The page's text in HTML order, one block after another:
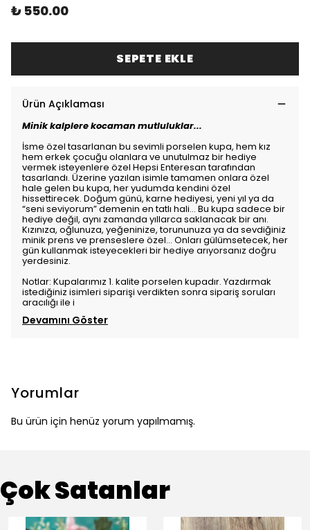
₺ 550.00
SEPETE EKLE
Ürün Açıklaması
Minik kalplere kocaman mutluluklar...
İsme özel tasarlanan bu sevimli porselen kupa, hem kız
hem erkek çocuğu olanlara ve unutulmaz bir hediye
vermek isteyenlere özel Hepsi Enteresan tarafından
tasarlandı. Üzerine yazılan isimle tamamen onlara özel
hale gelen bu kupa, her yudumda kendini özel
hissettirecek. Doğum günü, karne hediyesi, yeni yıl ya da
“seni seviyorum” demenin en tatlı hali… Bu kupa sadece bir
hediye değil, aynı zamanda yıllarca saklanacak bir anı.
Kızınıza, oğlunuza, yeğeninize, torununuza ya da sevdiğiniz
minik prens ve prenseslere özel… Onları gülümsetecek, her
gün kullanmak isteyecekleri bir hediye arıyorsanız doğru
yerdesiniz.
Notlar: Kupalarımız 1. kalite porselen kupadır. Yazdırmak
istediğiniz isimleri siparişi verdikten sonra sipariş soruları
aracılığı ile i
Devamını Göster
Yorumlar
Bu ürün için henüz yorum yapılmamış.
Çok Satanlar